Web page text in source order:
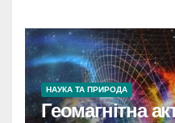
НАУКА ТА ПРИРОДА
Геомагнітна